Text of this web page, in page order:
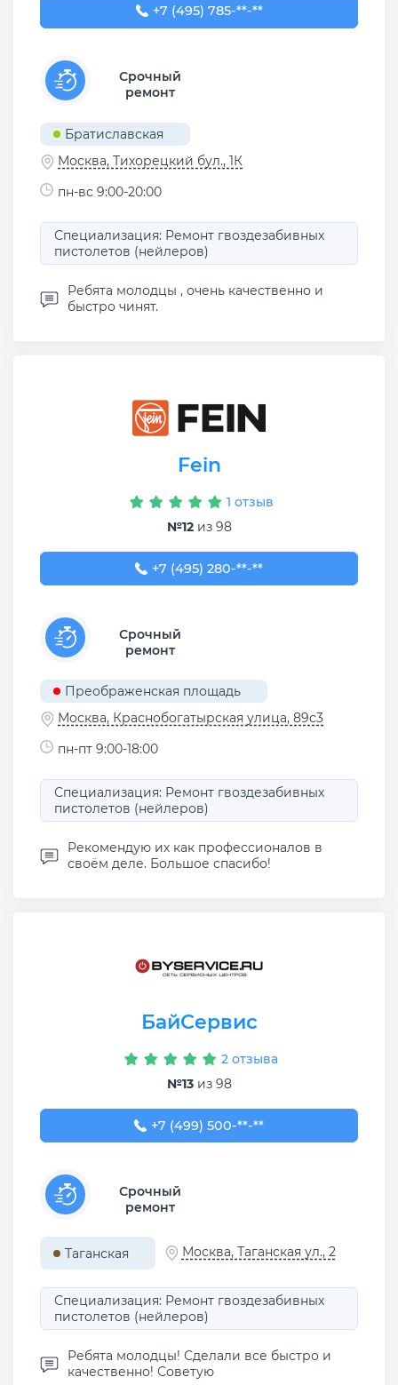
+7 (495) 785-34-60
+7 (495) 785-**-**
Срочный
ремонт
Братиславская
Москва, Тихорецкий бул., 1К
пн-вс 9:00-20:00
Специализация: Ремонт гвоздезабивных
пистолетов (нейлеров)
Ребята молодцы , очень качественно и
быстро чинят.
Fein
1 отзыв
№12из 98
+7 (495) 280-11-50
+7 (495) 280-**-**
Срочный
ремонт
Преображенская площадь
Москва, Краснобогатырская улица, 89с3
пн-пт 9:00-18:00
Специализация: Ремонт гвоздезабивных
пистолетов (нейлеров)
Рекомендую их как профессионалов в
своём деле. Большое спасибо!
БайСервис
2 отзыва
№13из 98
+7 (499) 500-97-72
+7 (499) 500-**-**
Срочный
ремонт
Таганская Москва, Таганская ул., 2
Специализация: Ремонт гвоздезабивных
пистолетов (нейлеров)
Ребята молодцы! Сделали все быстро и
качественно! Советую